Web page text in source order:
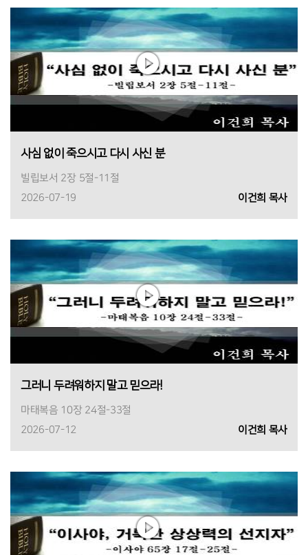
사심 없이 죽으시고 다시 사신 분
빌립보서 2장 5절-11절
2026-07-19
이건희 목사
그러니 두려워하지 말고 믿으라!
마태복음 10장 24절-33절
2026-07-12
이건희 목사